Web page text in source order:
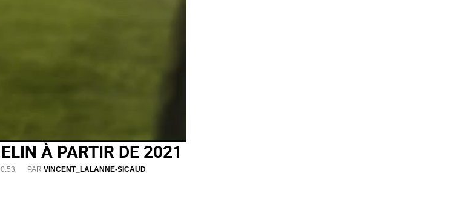
À PARTIR DE 2021
PAR VINCENT_LALANNE-SICAUD